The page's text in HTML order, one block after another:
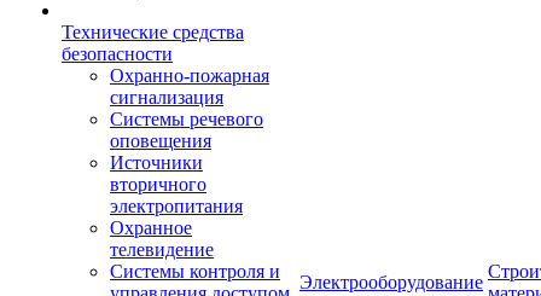
Технические средства
безопасности
Охранно-пожарная
сигнализация
Системы речевого
оповещения
Источники
вторичного
электропитания
Охранное
телевидение
Системы контроля и
Электрооборудование